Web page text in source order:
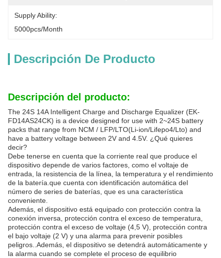
Supply Ability:
5000pcs/month
Descripción De Producto
Descripción del producto:
The 24S 14A Intelligent Charge and Discharge Equalizer (EK-
FD14AS24CK) is a device designed for use with 2~24S battery
packs that range from NCM / LFP/LTO(Li-ion/Lifepo4/Lto) and
have a battery voltage between 2V and 4.5V. ¿Qué quieres
decir?
Debe tenerse en cuenta que la corriente real que produce el
dispositivo depende de varios factores, como el voltaje de
entrada, la resistencia de la línea, la temperatura y el rendimiento
de la batería.que cuenta con identificación automática del
número de series de baterías, que es una característica
conveniente.
Además, el dispositivo está equipado con protección contra la
conexión inversa, protección contra el exceso de temperatura,
protección contra el exceso de voltaje (4,5 V), protección contra
el bajo voltaje (2 V) y una alarma para prevenir posibles
peligros..Además, el dispositivo se detendrá automáticamente y
la alarma cuando se complete el proceso de equilibrio